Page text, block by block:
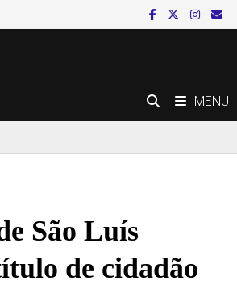
MENU
São Luís
de cidadão